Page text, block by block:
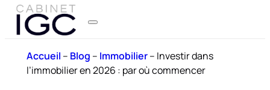
Accueil – Blog – Immobilier– Investir dans
l’immobilier en 2026 : par où commencer